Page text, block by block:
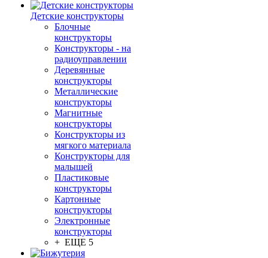
Детские конструкторы
Блочные
конструкторы
Конструкторы - на
радиоуправлении
Деревянные
конструкторы
Металлические
конструкторы
Магнитные
конструкторы
Конструкторы из
мягкого материала
Конструкторы для
малышей
Пластиковые
конструкторы
Картонные
конструкторы
Электронные
конструкторы
+ ЕЩЕ 5